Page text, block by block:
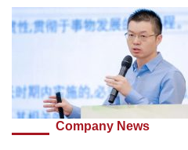
Company News